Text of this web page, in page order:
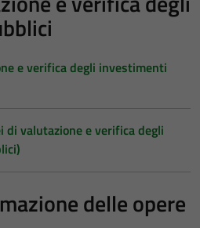
e verifica degli investimenti
di valutazione e verifica degli
delle opere